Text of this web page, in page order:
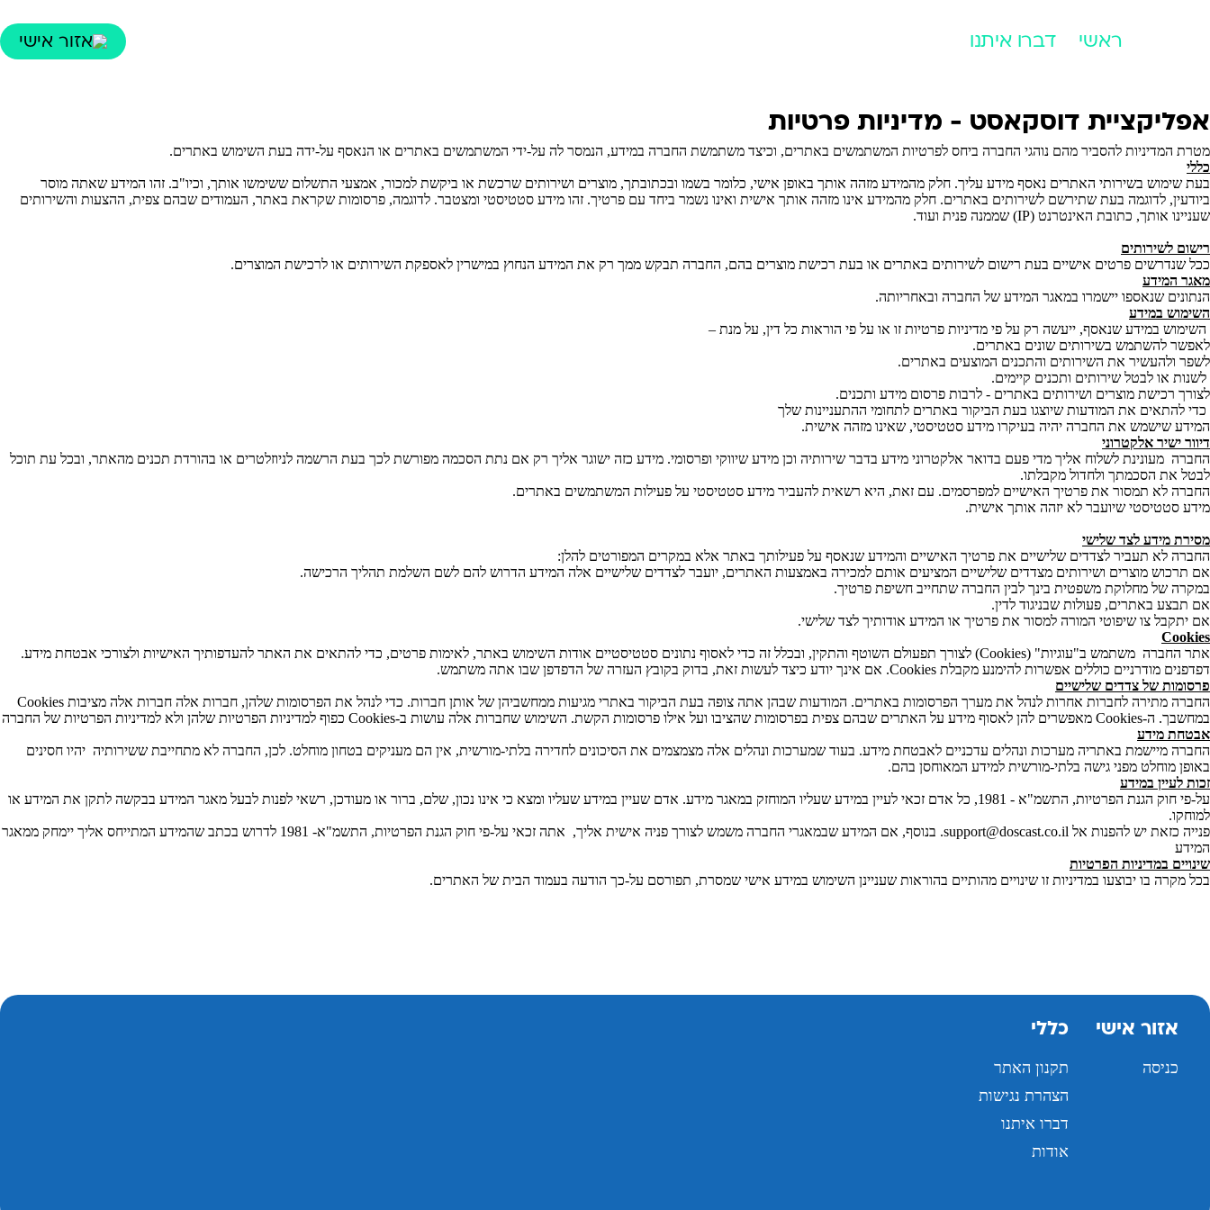
ראשי דברו איתנו אזור אישי
אפליקציית דוסקאסט - מדיניות פרטיות
מטרת המדיניות להסביר מהם נוהגי החברה ביחס לפרטיות המשתמשים באתרים, וכיצד משתמשת החברה במידע, הנמסר לה על-ידי המשתמשים באתרים או הנאסף על-ידה בעת השימוש באתרים.
כללי
בעת שימוש בשירותי האתרים נאסף מידע עליך. חלק מהמידע מזהה אותך באופן אישי, כלומר בשמו ובכתובתך, מוצרים ושירותים שרכשת או ביקשת למכור, אמצעי התשלום ששימשו אותך, וכיו"ב. זהו המידע שאתה מוסר
ביודעין, לדוגמה בעת שתירשם לשירותים באתרים. חלק מהמידע אינו מזהה אותך אישית ואינו נשמר ביחד עם פרטיך. זהו מידע סטטיסטי ומצטבר. לדוגמה, פרסומות שקראת באתר, העמודים שבהם צפית, ההצעות והשירותים
שעניינו אותך, כתובת האינטרנט (IP) שממנה פנית ועוד.
רישום לשירותים
ככל שנדרשים פרטים אישיים בעת רישום לשירותים באתרים או בעת רכישת מוצרים בהם, החברה תבקש ממך רק את המידע הנחוץ במישרין לאספקת השירותים או לרכישת המוצרים.
מאגר המידע
הנתונים שנאספו יישמרו במאגר המידע של החברה ובאחריותה.
השימוש במידע
השימוש במידע שנאסף, ייעשה רק על פי מדיניות פרטיות זו או על פי הוראות כל דין, על מנת –
לאפשר להשתמש בשירותים שונים באתרים.
לשפר ולהעשיר את השירותים והתכנים המוצעים באתרים.
לשנות או לבטל שירותים ותכנים קיימים.
לצורך רכישת מוצרים ושירותים באתרים - לרבות פרסום מידע ותכנים.
כדי להתאים את המודעות שיוצגו בעת הביקור באתרים לתחומי ההתעניינות שלך
המידע שישמש את החברה יהיה בעיקרו מידע סטטיסטי, שאינו מזהה אישית.
דיוור ישיר אלקטרוני
החברה מעונינת לשלוח אליך מדי פעם בדואר אלקטרוני מידע בדבר שירותיה וכן מידע שיווקי ופרסומי. מידע כזה ישוגר אליך רק אם נתת הסכמה מפורשת לכך בעת הרשמה לניוזלטרים או בהורדת תכנים מהאתר, ובכל עת תוכל
לבטל את הסכמתך ולחדול מקבלתו.
החברה לא תמסור את פרטיך האישיים למפרסמים. עם זאת, היא רשאית להעביר מידע סטטיסטי על פעילות המשתמשים באתרים.
מידע סטטיסטי שיועבר לא יזהה אותך אישית.
מסירת מידע לצד שלישי
החברה לא תעביר לצדדים שלישיים את פרטיך האישיים והמידע שנאסף על פעילותך באתר אלא במקרים המפורטים להלן:
אם תרכוש מוצרים ושירותים מצדדים שלישיים המציעים אותם למכירה באמצעות האתרים, יועבר לצדדים שלישיים אלה המידע הדרוש להם לשם השלמת תהליך הרכישה.
במקרה של מחלוקת משפטית בינך לבין החברה שתחייב חשיפת פרטיך.
אם תבצע באתרים, פעולות שבניגוד לדין.
אם יתקבל צו שיפוטי המורה למסור את פרטיך או המידע אודותיך לצד שלישי.
Cookies
אתר החברה משתמש ב"עוגיות" (Cookies) לצורך תפעולם השוטף והתקין, ובכלל זה כדי לאסוף נתונים סטטיסטיים אודות השימוש באתר, לאימות פרטים, כדי להתאים את האתר להעדפותיך האישיות ולצורכי אבטחת מידע.
דפדפנים מודרניים כוללים אפשרות להימנע מקבלת Cookies. אם אינך יודע כיצד לעשות זאת, בדוק בקובץ העזרה של הדפדפן שבו אתה משתמש.
פרסומות של צדדים שלישיים
החברה מתירה לחברות אחרות לנהל את מערך הפרסומות באתרים. המודעות שבהן אתה צופה בעת הביקור באתרי מגיעות ממחשביהן של אותן חברות. כדי לנהל את הפרסומות שלהן, חברות אלה חברות אלה מציבות Cookies
במחשבך. ה-Cookies מאפשרים להן לאסוף מידע על האתרים שבהם צפית בפרסומות שהציבו ועל אילו פרסומות הקשת. השימוש שחברות אלה עושות ב-Cookies כפוף למדיניות הפרטיות שלהן ולא למדיניות הפרטיות של החברה
אבטחת מידע
החברה מיישמת באתריה מערכות ונהלים עדכניים לאבטחת מידע. בעוד שמערכות ונהלים אלה מצמצמים את הסיכונים לחדירה בלתי-מורשית, אין הם מעניקים בטחון מוחלט. לכן, החברה לא מתחייבת ששירותיה יהיו חסינים
באופן מוחלט מפני גישה בלתי-מורשית למידע המאוחסן בהם.
זכות לעיין במידע
על-פי חוק הגנת הפרטיות, התשמ"א - 1981, כל אדם זכאי לעיין במידע שעליו המוחזק במאגר מידע. אדם שעיין במידע שעליו ומצא כי אינו נכון, שלם, ברור או מעודכן, רשאי לפנות לבעל מאגר המידע בבקשה לתקן את המידע או
למוחקו.
פנייה כזאת יש להפנות אל support@doscast.co.il
. בנוסף, אם המידע שבמאגרי החברה משמש לצורך פניה אישית אליך, אתה זכאי על-פי חוק הגנת הפרטיות, התשמ"א- 1981 לדרוש בכתב שהמידע המתייחס אליך יימחק ממאגר
המידע
שינויים במדיניות הפרטיות
בכל מקרה בו יבוצעו במדיניות זו שינויים מהותיים בהוראות שעניינן השימוש במידע אישי שמסרת, תפורסם על-כך הודעה בעמוד הבית של האתרים.
אזור אישי
כניסה
כללי
תקנון האתר
הצהרת נגישות
דברו איתנו
אודות